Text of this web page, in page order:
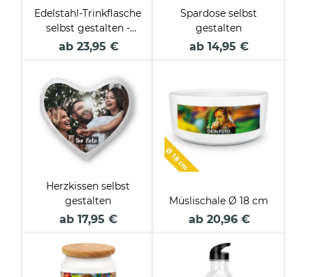
Edelstahl-Trinkflasche
selbst gestalten -
weiß - in 500 ml und
ab 23,95 €
Spardose selbst
gestalten
ab 14,95 €
Herzkissen selbst
gestalten
ab 17,95 €
Müslischale Ø 18 cm
ab 20,96 €